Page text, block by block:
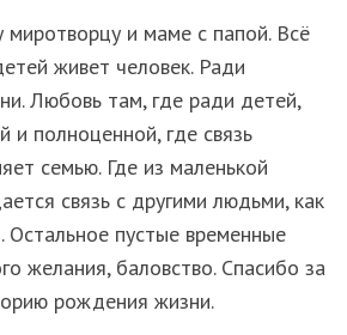
миротворцу и маме с папой. Всё
живет человек. Ради
Любовь там, где ради детей,
и полноценной, где связь
семью. Где из маленькой
связь с другими людьми, как
Остальное пустые временные
желания, баловство. Спасибо за
рождения жизни.